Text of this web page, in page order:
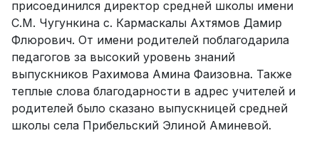
присоединился директор средней школы имени
С.М. Чугункина с. Кармаскалы Ахтямов Дамир
Флюрович. От имени родителей поблагодарила
педагогов за высокий уровень знаний
выпускников Рахимова Амина Фаизовна. Также
теплые слова благодарности в адрес учителей и
родителей было сказано выпускницей средней
школы села Прибельский Элиной Аминевой.